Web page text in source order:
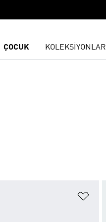
ÇOCUK KOLEKSİYONLAR